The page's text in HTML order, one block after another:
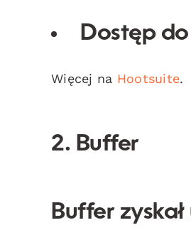
Dostęp
Więcej na Hootsuite.
2. Buffer
Buffer